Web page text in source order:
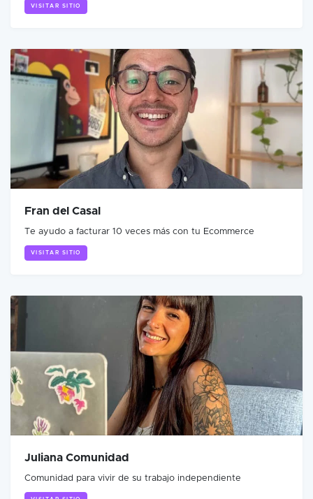
VISITAR SITIO
Fran del Casal
Te ayudo a facturar 10 veces más con tu Ecommerce
VISITAR SITIO
Juliana Comunidad
Comunidad para vivir de su trabajo independiente